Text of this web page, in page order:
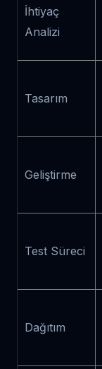
İhtiyaç
Analizi
Tasarım
Geliştirme
Test Süreci
Dağıtım